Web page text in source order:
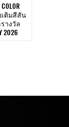
เติมสีสัน
างวัล
2026